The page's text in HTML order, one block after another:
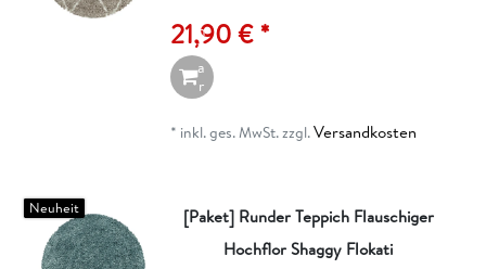
21,90 € *
n
W
a
r
e
n
k
* inkl. ges. MwSt.zzgl.Versandkosten
Neuheit
[Paket] Runder Teppich Flauschiger
Hochflor Shaggy Flokati